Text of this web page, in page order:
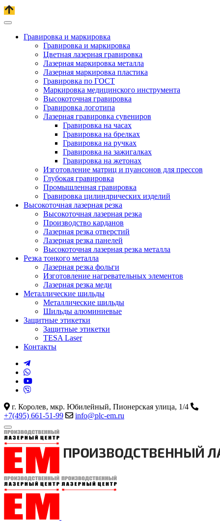
Гравировка и маркировка
Гравировка и маркировка
Цветная лазерная гравировка
Лазерная маркировка металла
Лазерная маркировка пластика
Гравировка по ГОСТ
Маркировка медицинского инструмента
Высокоточная гравировка
Гравировка логотипа
Лазерная гравировка сувениров
Гравировка на часах
Гравировка на брелках
Гравировка на ручках
Гравировка на зажигалках
Гравировка на жетонах
Изготовление матриц и пуансонов для прессов
Глубокая гравировка
Промышленная гравировка
Гравировка цилиндрических изделий
Высокоточная лазерная резка
Высокоточная лазерная резка
Производство карданов
Лазерная резка отверстий
Лазерная резка панелей
Высокоточная лазерная резка металла
Резка тонкого металла
Лазерная резка фольги
Изготовление нагревательных элементов
Лазерная резка меди
Металлические шильды
Металлические шильды
Шильды алюминиевые
Защитные этикетки
Защитные этикетки
TESA Laser
Контакты
г. Королев, мкр. Юбилейный, Пионерская улица, 1/4
+7(495) 661-51-99
info@plc-em.ru